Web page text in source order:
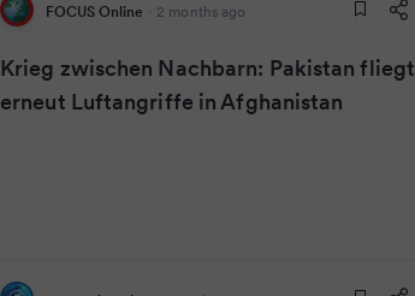
FOCUS Online · 2 months ago
Krieg zwischen Nachbarn: Pakistan fliegt
erneut Luftangriffe in Afghanistan